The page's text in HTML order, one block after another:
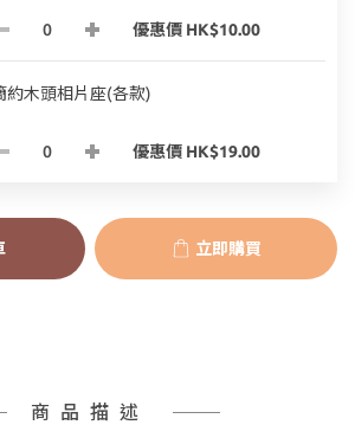
優惠價 HK$10.00
約木頭相片座(各款)
優惠價 HK$19.00
立即購買
商品描述